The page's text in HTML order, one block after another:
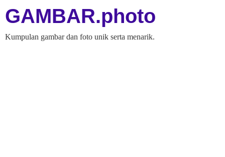
GAMBAR.photo
Kumpulan gambar dan foto unik serta menarik.